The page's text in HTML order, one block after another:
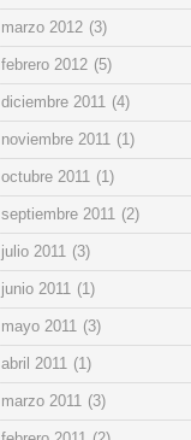
marzo 2012 (3)
febrero 2012 (5)
diciembre 2011 (4)
noviembre 2011 (1)
octubre 2011 (1)
septiembre 2011 (2)
julio 2011 (3)
junio 2011 (1)
mayo 2011 (3)
abril 2011 (1)
marzo 2011 (3)